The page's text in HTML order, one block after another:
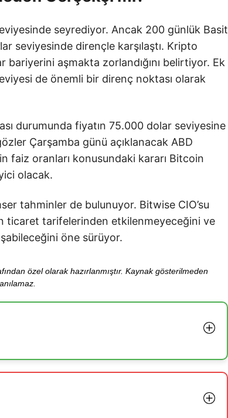
seyrediyor. Ancak 200 günlük Basit
seviyesinde dirençle karşılaştı. Kripto
aşmakta zorlandığını belirtiyor. Ek
de önemli bir direnç noktası olarak
durumunda fiyatın 75.000 dolar seviyesine
Çarşamba günü açıklanacak ABD
faiz oranları konusundaki kararı Bitcoin
olacak.
tahminler de bulunuyor. Bitwise CIO’su
ticaret tarifelerinden etkilenmeyeceğini ve
öne sürüyor.
özel olarak hazırlanmıştır. Kaynak gösterilmeden